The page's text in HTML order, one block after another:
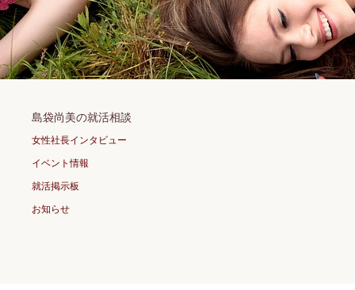
島袋尚美の就活相談
女性社長インタビュー
イベント情報
就活掲示板
お知らせ